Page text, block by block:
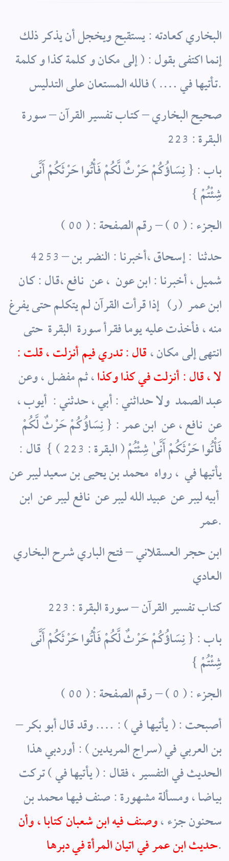
البخاري كعادته : يستقبح ويخجل أن يذكر ذلك
إنما اكتفى بقول : ( إلى مكان و كلمة كذا و كلمة
تأتيها في …. ) فالله المستعان على التدليس.
صحيح البخاري – كتاب تفسير القرآن – سورة
البقرة : 223
باب : { نِسَاؤُكُمْ حَرْثٌ لَّكُمْ فَأْتُوا حَرْثَكُمْ أَنَّى
شِئْتُمْ }
الجزء : ( 0 ) – رقم الصفحة : ( 00 )
4253 – ‏حدثنا ‏ : ‏إسحاق ‏،أخبرنا :‏ ‏النضر بن
شميل ،‏ ‏أخبرنا :‏ ‏ابن عون ‏ ، ‏عن ‏ ‏نافع ‏،قال : كان ‏
‏ابن عمر ‏ (ر) ‏ ‏ إذا قرأت القرآن لم يتكلم حتى يفرغ
منه ، فأخذت عليه يوما فقرأ سورة ‏ ‏البقرة ‏ ‏حتى
انتهى إلى مكان ،قال : تدري فيم أنزلت ، قلت :
لا ، قال : أنزلت في كذا وكذا، ثم مفضل ،‏ ‏وعن ‏
‏عبد الصمد ‏ ولا حداثني ‏: ‏أبي ،‏ ‏حدثني :‏ ‏ أيوب ،‏
‏عن ‏ ‏نافع ،‏ ‏عن ‏ ‏ابن عمر :‏ ‏{ نِسَاؤُكُمْ حَرْثٌ لَّكُمْ
فَأْتُوا حَرْثَكُمْ أَنَّىٰ شِئْتُمْ ( البقرة : 223 ) } ‏ قال :
يأتيها في ‏ ، ‏رواه ‏ ‏محمد بن يحيى بن سعيد ليبر ‏عن
‏ ‏أبيه ليبر ‏عن ‏ ‏عبيد الله ليبر ‏عن ‏ ‏نافع ليبر ‏عن ‏ ‏ابن
عمر.
ابن حجر العسقلاني – فتح الباري شرح البخاري
العادي
كتاب تفسير القرآن – سورة البقرة : 223
باب : { نِسَاؤُكُمْ حَرْثٌ لَّكُمْ فَأْتُوا حَرْثَكُمْ أَنَّى
شِئْتُمْ }
الجزء : ( 0 ) – رقم الصفحة : ( 00 )
– أصبحت : ( يأتيها في ) : …. وقد قال أبو بكر
بن العربي في (سراج المريدين ) : أوردبي هذا
الحديث في التفسير ، فقال : ( يأتيها في ) تركت
بياضا ، ومسألة مشهورة : صنف فيها محمد بن
سحنون جزء ،وصنف فيه ابن شعبان كتابا ، وأن
حديث ابن عمر في اتيان المرأة في دبرها.